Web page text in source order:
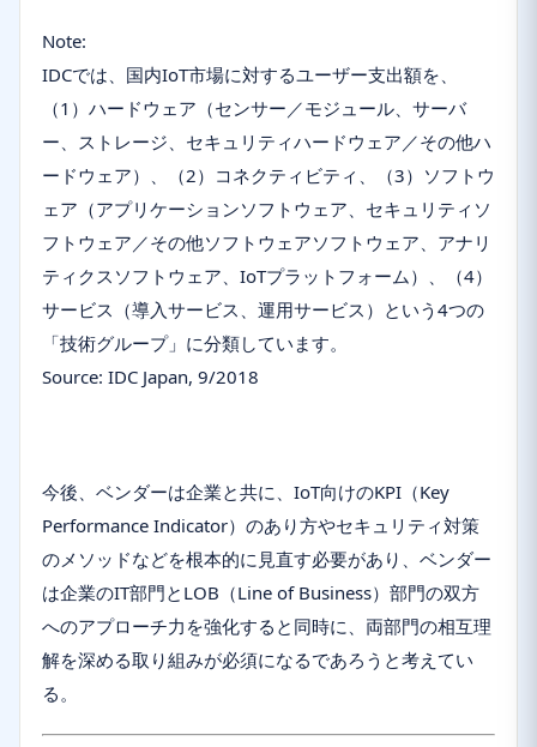
Note:
IDCでは、国内IoT市場に対するユーザー支出額を、
（1）ハードウェア（センサー／モジュール、サーバ
ー、ストレージ、セキュリティハードウェア／その他ハ
ードウェア）、（2）コネクティビティ、（3）ソフトウ
ェア（アプリケーションソフトウェア、セキュリティソ
フトウェア／その他ソフトウェアソフトウェア、アナリ
ティクスソフトウェア、IoTプラットフォーム）、（4）
サービス（導入サービス、運用サービス）という4つの
「技術グループ」に分類しています。
Source: IDC Japan, 9/2018
今後、ベンダーは企業と共に、IoT向けのKPI（Key
Performance Indicator）のあり方やセキュリティ対策
のメソッドなどを根本的に見直す必要があり、ベンダー
は企業のIT部門とLOB（Line of Business）部門の双方
へのアプローチ力を強化すると同時に、両部門の相互理
解を深める取り組みが必須になるであろうと考えてい
る。